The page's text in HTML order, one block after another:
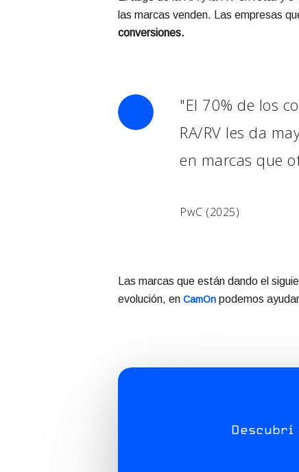
las marcas venden. Las empresas
conversiones.
"El 70% de los
RA/RV les da
en marcas que
PwC (2025)
Las marcas que están dando el
evolución, enCamOn podemos